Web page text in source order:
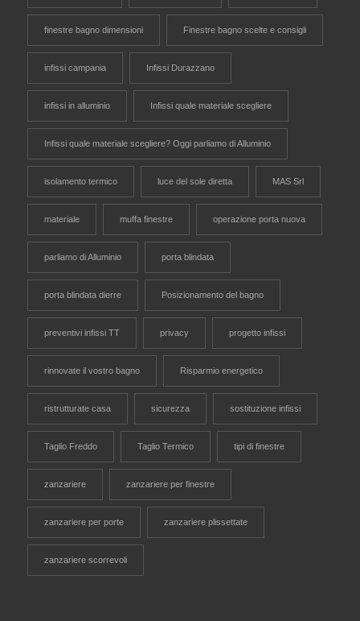
finestre bagno dimensioni Finestre bagno scelte e consigli
infissi campania Infissi Durazzano
infissi in alluminio Infissi quale materiale scegliere
Infissi quale materiale scegliere? Oggi parliamo di Alluminio
isolamento termico luce del sole diretta MAS Srl
materiale muffa finestre operazione porta nuova
parliamo di Alluminio porta blindata
porta blindata dierre Posizionamento del bagno
preventivi infissi TT privacy progetto infissi
rinnovate il vostro bagno Risparmio energetico
ristrutturate casa sicurezza sostituzione infissi
Taglio Freddo Taglio Termico tipi di finestre
zanzariere zanzariere per finestre
zanzariere per porte zanzariere plissettate
zanzariere scorrevoli